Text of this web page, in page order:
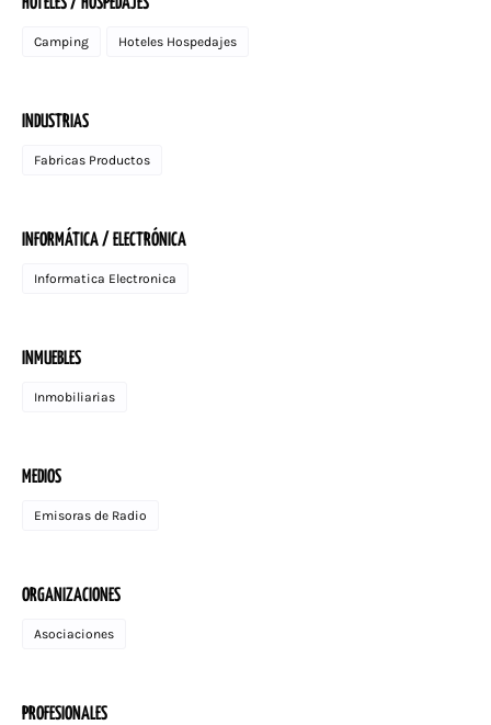
Camping Hoteles Hospedajes
INDUSTRIAS
Fabricas Productos
INFORMÁTICA / ELECTRÓNICA
Informatica Electronica
INMUEBLES
Inmobiliarias
MEDIOS
Emisoras de Radio
ORGANIZACIONES
Asociaciones
PROFESIONALES